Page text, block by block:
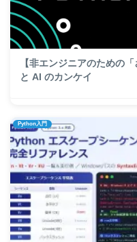
【非エンジニアのための
と AI のカンケイ
Python入門